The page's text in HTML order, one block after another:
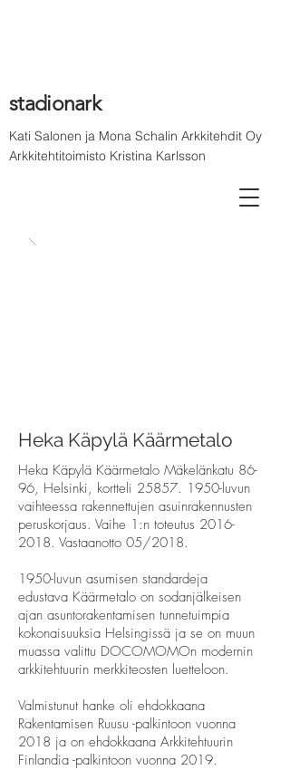
stadionark
Kati Salonen ja Mona Schalin Arkkitehdit Oy
Arkkitehtitoimisto Kristina Karlsson
Heka Käpylä Käärmetalo
Heka Käpylä Käärmetalo Mäkelänkatu 86-
96, Helsinki, kortteli 25857. 1950-luvun
vaihteessa rakennettujen asuinrakennusten
peruskorjaus. Vaihe 1:n toteutus 2016-
2018. Vastaanotto 05/2018.
1950-luvun asumisen standardeja
edustava Käärmetalo on sodanjälkeisen
ajan asuntorakentamisen tunnetuimpia
kokonaisuuksia Helsingissä ja se on muun
muassa valittu DOCOMOMOn modernin
arkkitehtuurin merkkiteosten luetteloon.
Valmistunut hanke oli ehdokkaana
Rakentamisen Ruusu -palkintoon vuonna
2018 ja on ehdokkaana Arkkitehtuurin
Finlandia -palkintoon vuonna 2019.